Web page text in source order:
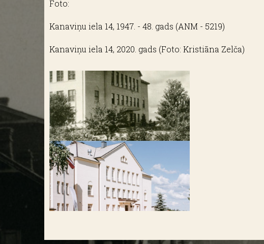
Foto:
Kanaviņu iela 14, 1947. - 48. gads (ANM - 5219)
Kanaviņu iela 14, 2020. gads (Foto: Kristiāna Zelča)